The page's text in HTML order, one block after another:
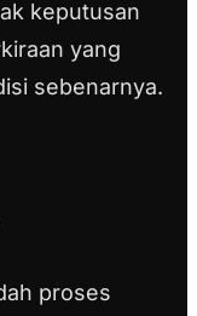
keputusan
yang
sebenarnya.
proses